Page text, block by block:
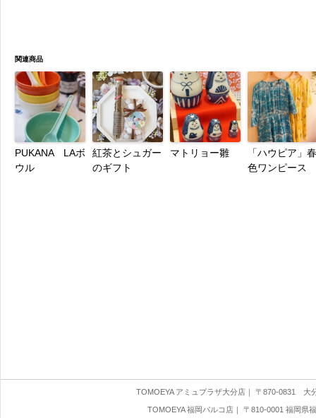
関連商品
PUKANA LAボ
ウル
紅茶とシュガー
のギフト
マトリョー雛
「ハウピア」春
色ワンピース
TOMOEYA アミュプラザ大分店 ｜ 〒870-0831 大
TOMOEYA 福岡パルコ店｜ 〒810-0001 福岡県